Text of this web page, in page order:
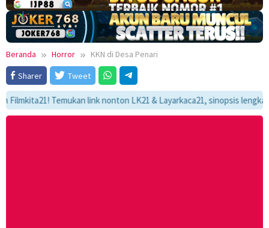
Beranda Horror
KKN di Desa Penari
Sharer
Tweet
Temukan link nonton LK21 & Layarkaca21, sinopsis lengkap,